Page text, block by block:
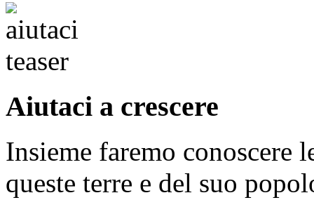
Aiutaci a crescere
Insieme faremo conoscere
queste terre e del suo